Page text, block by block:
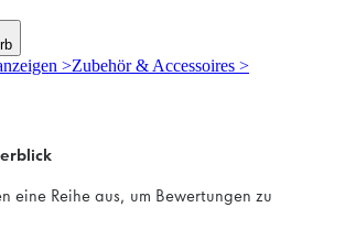
>Zubehör & Accessoires >